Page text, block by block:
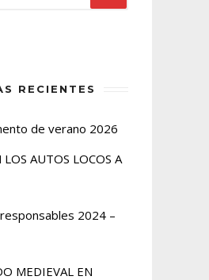
RECIENTES
de verano 2026
LOS AUTOS LOCOS A
2024 –
MEDIEVAL EN